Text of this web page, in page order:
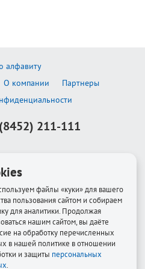
алфавиту
О компании
Партнеры
(8452) 211-111
лучше
файлы «куки» для вашего
пользования сайтом и собираем
для аналитики. Продолжая
нашим сайтом, вы даёте
на обработку перечисленных
в нашей политике в отношении
и защиты персональных